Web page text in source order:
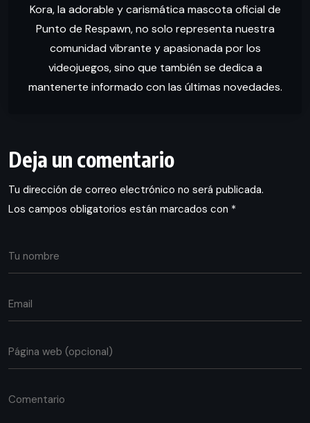
Kora, la adorable y carismática mascota oficial de
Punto de Respawn, no solo representa nuestra
comunidad vibrante y apasionada por los
videojuegos, sino que también se dedica a
mantenerte informado con las últimas novedades.
Deja un comentario
Tu dirección de correo electrónico no será publicada.
Los campos obligatorios están marcados con *